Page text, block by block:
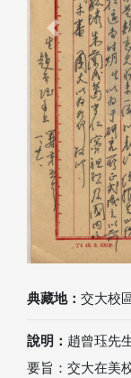
典藏地： 交大校
說明： 趙曾珏先
要旨：交大在美
Previous